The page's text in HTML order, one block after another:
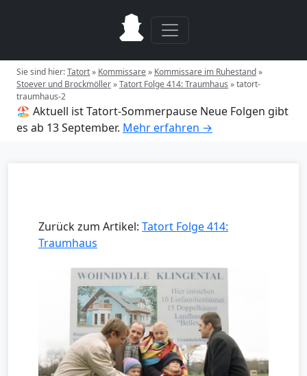
Sie sind hier:Tatort» Kommissare» Kommissare im Ruhestand»
Stoever und Brockmöller»Tatort Folge 414: Traumhaus »tatort-
traumhaus-2
🏖️ Aktuell ist Tatort-Sommerpause Neue Folgen gibt
es ab 13 September. Mehr erfahren →
Zurück zum Artikel: Tatort Folge 414:
Traumhaus